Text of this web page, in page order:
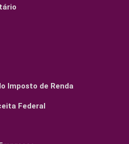
Imposto de Renda
Federal